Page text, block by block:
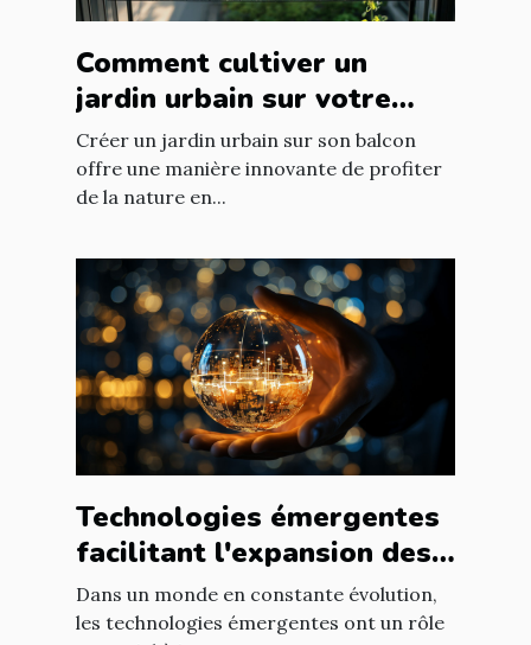
Comment cultiver un
jardin urbain sur votre
balcon
Créer un jardin urbain sur son balcon
offre une manière innovante de profiter
de la nature en...
Technologies émergentes
facilitant l'expansion des
entreprises
Dans un monde en constante évolution,
les technologies émergentes ont un rôle